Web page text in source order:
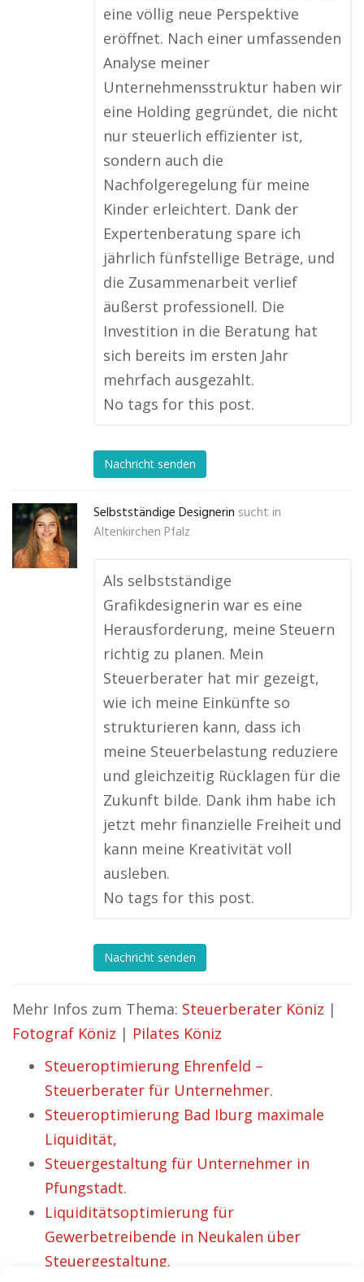
eine völlig neue Perspektive
eröffnet. Nach einer umfassenden
Analyse meiner
Unternehmensstruktur haben wir
eine Holding gegründet, die nicht
nur steuerlich effizienter ist,
sondern auch die
Nachfolgeregelung für meine
Kinder erleichtert. Dank der
Expertenberatung spare ich
jährlich fünfstellige Beträge, und
die Zusammenarbeit verlief
äußerst professionell. Die
Investition in die Beratung hat
sich bereits im ersten Jahr
mehrfach ausgezahlt.
No tags for this post.
Nachricht senden
Selbstständige Designerin sucht in
Altenkirchen Pfalz
Als selbstständige
Grafikdesignerin war es eine
Herausforderung, meine Steuern
richtig zu planen. Mein
Steuerberater hat mir gezeigt,
wie ich meine Einkünfte so
strukturieren kann, dass ich
meine Steuerbelastung reduziere
und gleichzeitig Rücklagen für die
Zukunft bilde. Dank ihm habe ich
jetzt mehr finanzielle Freiheit und
kann meine Kreativität voll
ausleben.
No tags for this post.
Nachricht senden
Mehr Infos zum Thema: Steuerberater Köniz |
Fotograf Köniz | Pilates Köniz
Steueroptimierung Ehrenfeld –
Steuerberater für Unternehmer.
Steueroptimierung Bad Iburg maximale
Liquidität,
Steuergestaltung für Unternehmer in
Pfungstadt.
Liquiditätsoptimierung für
Gewerbetreibende in Neukalen über
Steuergestaltung.